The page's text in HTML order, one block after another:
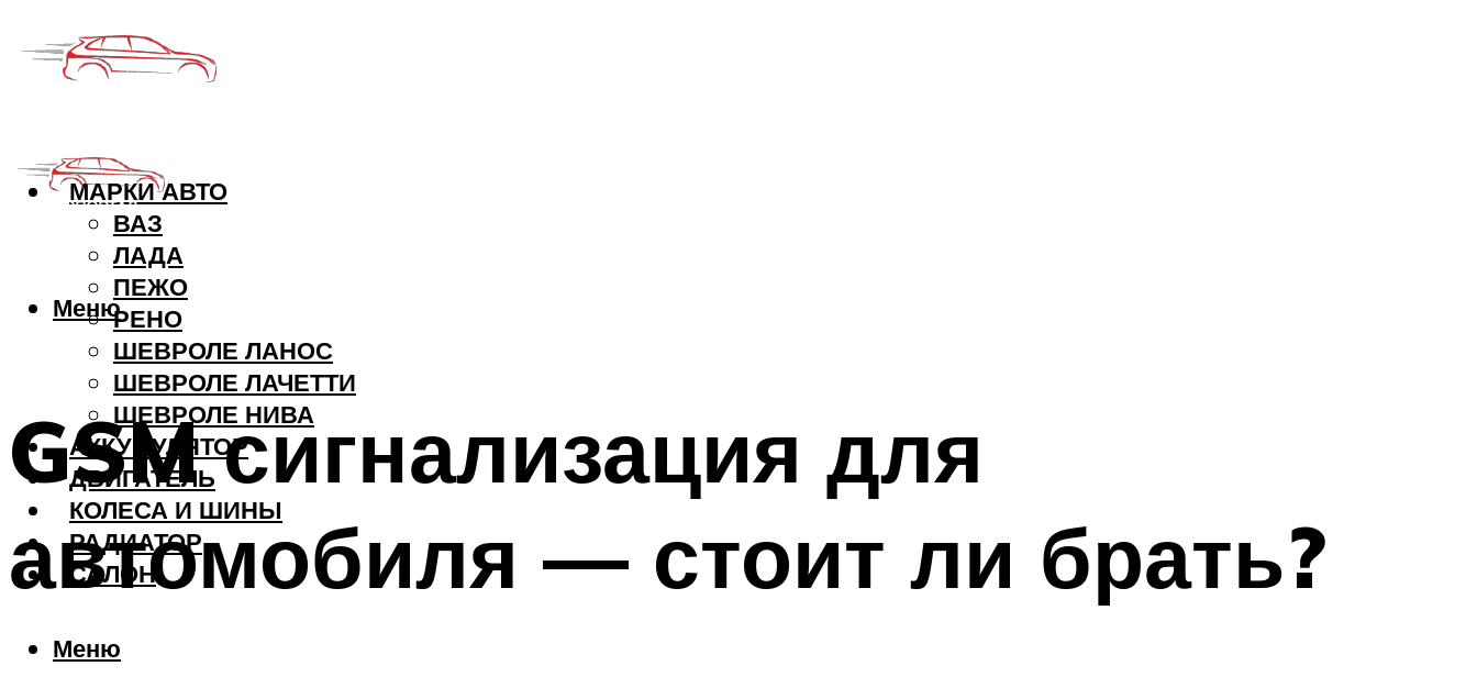
МАРКИ АВТО
ВАЗ
ЛАДА
ПЕЖО
РЕНО
ШЕВРОЛЕ ЛАНОС
ШЕВРОЛЕ ЛАЧЕТТИ
ШЕВРОЛЕ НИВА
АККУМУЛЯТОР
ДВИГАТЕЛЬ
КОЛЕСА И ШИНЫ
РАДИАТОР
САЛОН
Меню
Меню
GSM сигнализация для
автомобиля — стоит ли брать?